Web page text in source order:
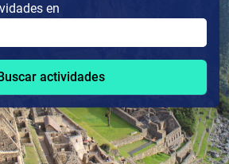
en
Buscar actividades